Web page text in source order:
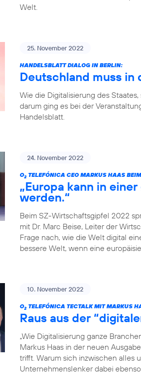
Welt.
25. November 2022
HANDELSBLATT DIALOG IN BERLIN:
Deutschland muss in
Wie die Digitalisierung des
darum ging es bei der
Handelsblatt.
24. November 2022
O2 TELEFÓNICA CEO MARKUS HAAS
„Europa kann in
werden.“
Beim SZ-Wirtschaftsgipfel 2022
mit Dr. Marc Beise, Leiter der
Frage nach, wie die Welt digital
bessere Welt, wenn eine
10. November 2022
O2 TELEFÓNICA TECTALK MIT MARKUS
Raus aus der
„Wie Digitalisierung ganze
Markus Haas in der neuen
trifft. Warum sich inzwischen alles
Unternehmenslenker dabei